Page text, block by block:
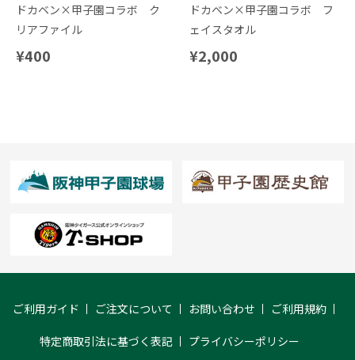
ドカベン×甲子園コラボ ク
リアファイル
¥400
ドカベン×甲子園コラボ フ
ェイスタオル
¥2,000
ご利用ガイド ご注文について お問い合わせ ご利用規約
特定商取引法に基づく表記 プライバシーポリシー